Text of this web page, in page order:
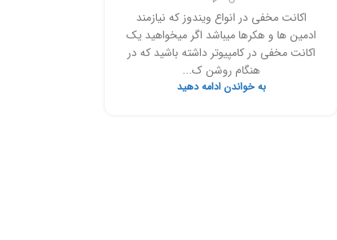
اکانت مخفی در انواع ویندوز که نیازمند
ادمین ها و هکرها میباشد اگر میخواهید یک
اکانت مخفی در کامپیوتر داشته باشید که در
هنگام روشن ک...
به خواندن ادامه دهید